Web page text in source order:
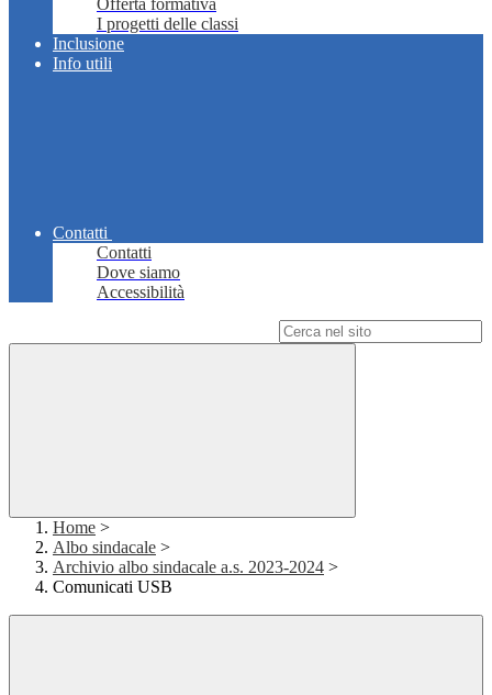
Offerta formativa
I progetti delle classi
Inclusione
Info utili
Contatti
Contatti
Dove siamo
Accessibilità
Home >
Albo sindacale >
Archivio albo sindacale a.s. 2023-2024 >
Comunicati USB